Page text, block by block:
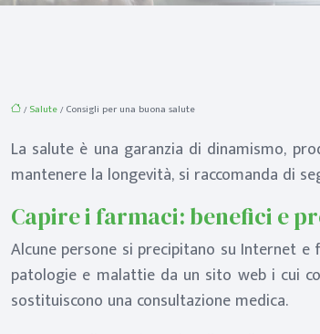
/Salute/ Consigli per una buona salute
La salute è una garanzia di dinamismo,
mantenere la longevità, si raccomanda di
Capire i farmaci: benefici e
Alcune persone si precipitano su Internet
patologie e malattie da un sito web i cui
sostituiscono una consultazione medica.